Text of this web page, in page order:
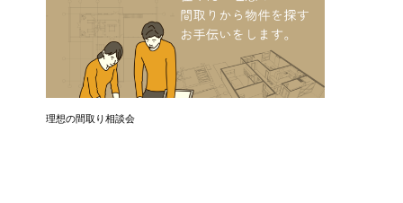
理想の間取り相談会